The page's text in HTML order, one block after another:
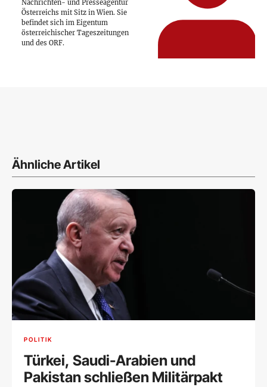
Nachrichten- und Presseagentur
Österreichs mit Sitz in Wien. Sie
befindet sich im Eigentum
österreichischer Tageszeitungen
und des ORF.
Ähnliche Artikel
POLITIK
Türkei, Saudi-Arabien und
Pakistan schließen Militärpakt